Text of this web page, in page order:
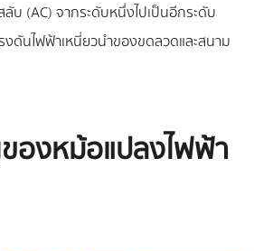
บ (AC) จากระดับหนึ่งไปเป็นอีกระดับ
ดันไฟฟ้าเหนี่ยวนำของขดลวดและสนาม
องหม้อแปลงไฟฟ้า